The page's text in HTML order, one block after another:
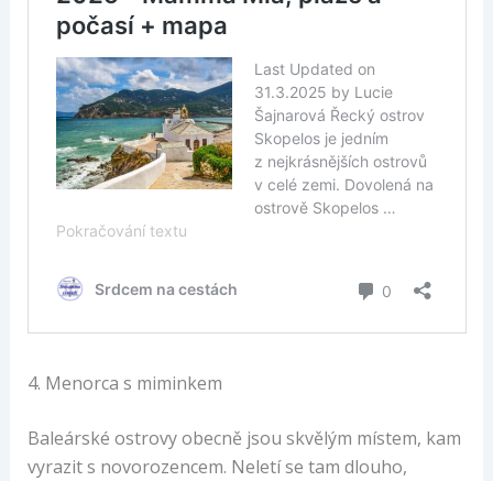
4. Menorca s miminkem
Baleárské ostrovy obecně jsou skvělým místem, kam
vyrazit s novorozencem. Neletí se tam dlouho,